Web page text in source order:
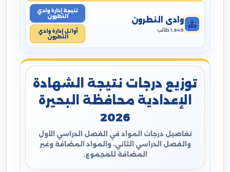
وادي النطرون
1,848 طالب
نتيجة إدارة وادي
النطرون
أوائل إدارة وادي
النطرون
توزيع درجات نتيجة الشهادة
الإعدادية محافظة البحيرة
2026
تفاصيل درجات المواد في الفصل الدراسي الأول
والفصل الدراسي الثاني، والمواد المضافة وغير
المضافة للمجموع.